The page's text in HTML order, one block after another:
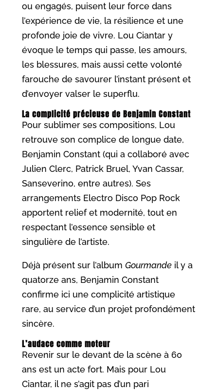
ou engagés, puisent leur force dans
l’expérience de vie, la résilience et une
profonde joie de vivre. Lou Ciantar y
évoque le temps qui passe, les amours,
les blessures, mais aussi cette volonté
farouche de savourer l’instant présent et
d’envoyer valser le superflu.
La complicité précieuse de Benjamin Constant
Pour sublimer ses compositions, Lou
retrouve son complice de longue date,
Benjamin Constant (qui a collaboré avec
Julien Clerc, Patrick Bruel, Yvan Cassar,
Sanseverino, entre autres). Ses
arrangements Electro Disco Pop Rock
apportent relief et modernité, tout en
respectant l’essence sensible et
singulière de l’artiste.
Déjà présent sur l’album Gourmandeil y a
quatorze ans, Benjamin Constant
confirme ici une complicité artistique
rare, au service d’un projet profondément
sincère.
L’audace comme moteur
Revenir sur le devant de la scène à 60
ans est un acte fort. Mais pour Lou
Ciantar, il ne s’agit pas d’un pari